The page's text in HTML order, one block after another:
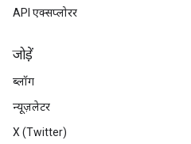
API एक्सप्लोरर
जोड़ें
ब्लॉग
न्यूज़लेटर
X (Twitter)